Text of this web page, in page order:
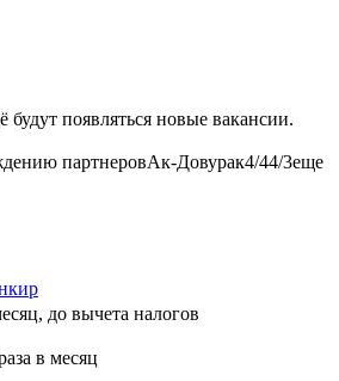
появляться новые вакансии.
партнеровАк-Довурак4/44/3еще
до вычета налогов
в месяц